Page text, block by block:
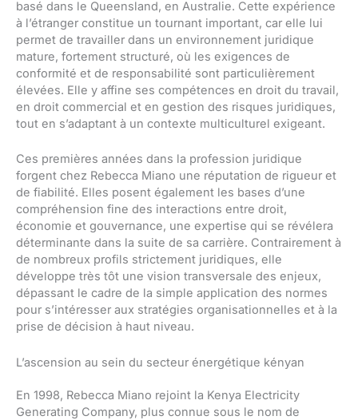
basé dans le Queensland, en Australie. Cette expérience
à l’étranger constitue un tournant important, car elle lui
permet de travailler dans un environnement juridique
mature, fortement structuré, où les exigences de
conformité et de responsabilité sont particulièrement
élevées. Elle y affine ses compétences en droit du travail,
en droit commercial et en gestion des risques juridiques,
tout en s’adaptant à un contexte multiculturel exigeant.
Ces premières années dans la profession juridique
forgent chez Rebecca Miano une réputation de rigueur et
de fiabilité. Elles posent également les bases d’une
compréhension fine des interactions entre droit,
économie et gouvernance, une expertise qui se révélera
déterminante dans la suite de sa carrière. Contrairement à
de nombreux profils strictement juridiques, elle
développe très tôt une vision transversale des enjeux,
dépassant le cadre de la simple application des normes
pour s’intéresser aux stratégies organisationnelles et à la
prise de décision à haut niveau.
L’ascension au sein du secteur énergétique kényan
En 1998, Rebecca Miano rejoint la Kenya Electricity
Generating Company, plus connue sous le nom de